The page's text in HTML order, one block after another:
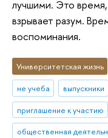
лучшими. Это
взрывает разум.
воспоминания.
Университетская жизнь
не учеба
выпускники
приглашение к участию
общественная